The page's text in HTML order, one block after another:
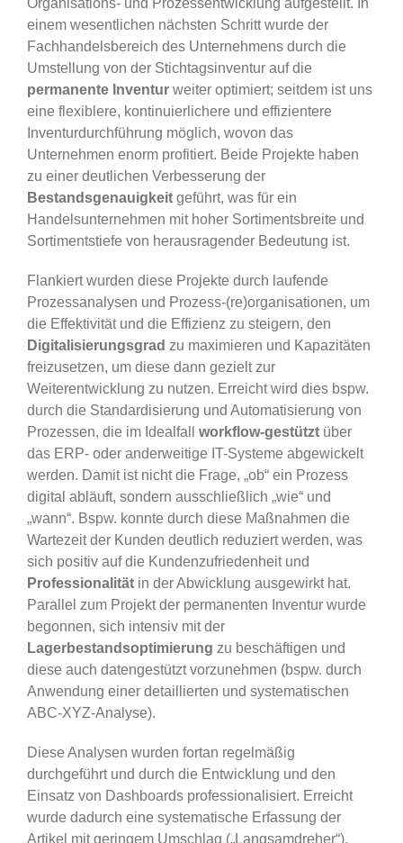
Organisations- und Prozessentwicklung aufgestellt. In
einem wesentlichen nächsten Schritt wurde der
Fachhandelsbereich des Unternehmens durch die
Umstellung von der Stichtagsinventur auf die
permanente Inventurweiter optimiert; seitdem ist uns
eine flexiblere, kontinuierlichere und effizientere
Inventurdurchführung möglich, wovon das
Unternehmen enorm profitiert. Beide Projekte haben
zu einer deutlichen Verbesserung der
Bestandsgenauigkeitgeführt, was für ein
Handelsunternehmen mit hoher Sortimentsbreite und
Sortimentstiefe von herausragender Bedeutung ist.
Flankiert wurden diese Projekte durch laufende
Prozessanalysen und Prozess-(re)organisationen, um
die Effektivität und die Effizienz zu steigern, den
Digitalisierungsgrad zu maximieren und Kapazitäten
freizusetzen, um diese dann gezielt zur
Weiterentwicklung zu nutzen. Erreicht wird dies bspw.
durch die Standardisierung und Automatisierung von
Prozessen, die im Idealfall workflow-gestütztüber
das ERP- oder anderweitige IT-Systeme abgewickelt
werden. Damit ist nicht die Frage, „ob“ ein Prozess
digital abläuft, sondern ausschließlich „wie“ und
„wann“. Bspw. konnte durch diese Maßnahmen die
Wartezeit der Kunden deutlich reduziert werden, was
sich positiv auf die Kundenzufriedenheit und
Professionalitätin der Abwicklung ausgewirkt hat.
Parallel zum Projekt der permanenten Inventur wurde
begonnen, sich intensiv mit der
Lagerbestandsoptimierung zu beschäftigen und
diese auch datengestützt vorzunehmen (bspw. durch
Anwendung einer detaillierten und systematischen
ABC-XYZ-Analyse).
Diese Analysen wurden fortan regelmäßig
durchgeführt und durch die Entwicklung und den
Einsatz von Dashboards professionalisiert. Erreicht
wurde dadurch eine systematische Erfassung der
Artikel mit geringem Umschlag („Langsamdreher“),